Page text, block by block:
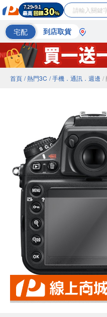
宅配 到店取貨
首頁 / 熱門3C / 手機．通訊．週邊 /